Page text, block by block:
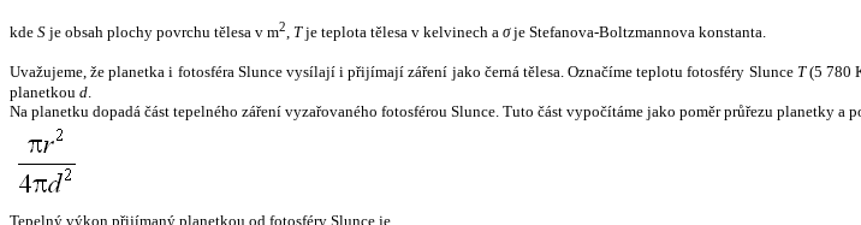
kde S je obsah plochy povrchu tělesa v m2, Tje teplota tělesa v kelvinech a σje Stefanova-Boltzmannova konstanta.
Uvažujeme, že planetka i fotosféra Slunce vysílají i přijímají záření jako černá tělesa. Označíme teplotu fotosféry Slunce T(5 780
planetkou d.
Na planetku dopadá část tepelného záření vyzařovaného fotosférou Slunce. Tuto část vypočítáme jako poměr průřezu planetky a
Tepelný výkon přijímaný planetkou od fotosféry Slunce je